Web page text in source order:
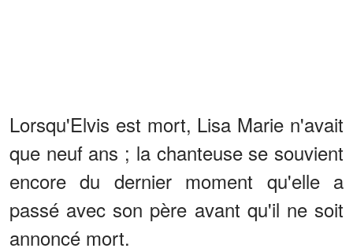
Lorsqu'Elvis est mort, Lisa Marie n'avait
que neuf ans ; la chanteuse se souvient
encore du dernier moment qu'elle a
passé avec son père avant qu'il ne soit
annoncé mort.